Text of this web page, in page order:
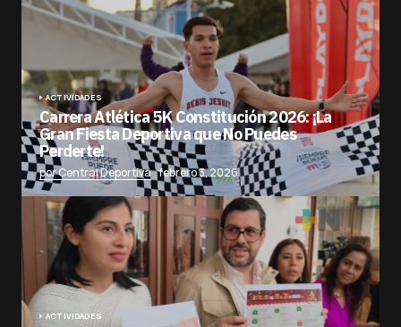
ACTIVIDADES
Carrera Atlética 5K Constitución 2026: ¡La
Gran Fiesta Deportiva que No Puedes
Perderte!
por Central Deportiva febrero 3, 2026
ACTIVIDADES